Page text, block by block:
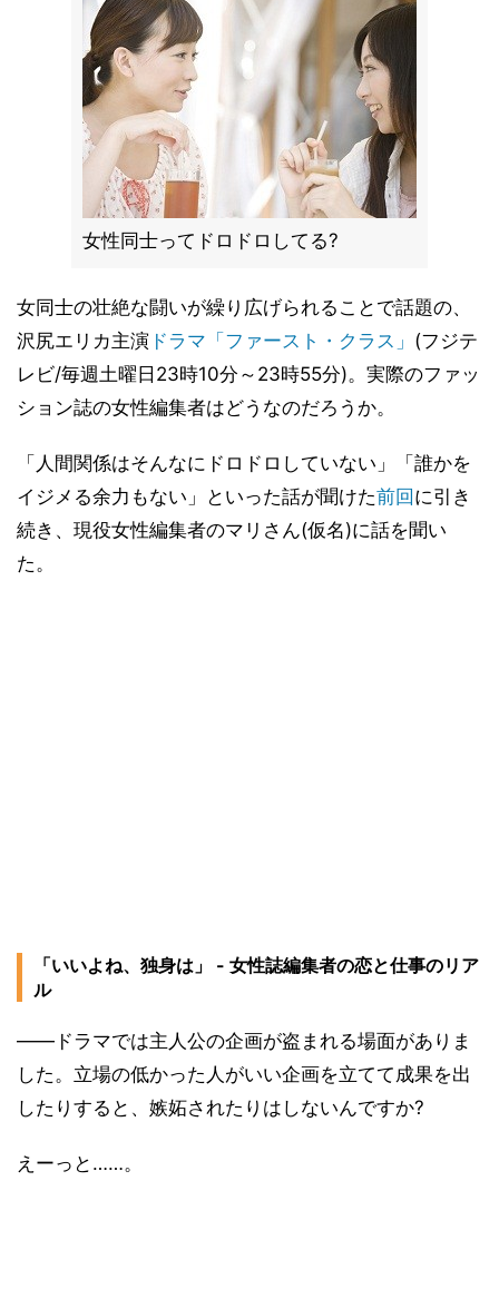
女性同士ってドロドロしてる?
女同士の壮絶な闘いが繰り広げられることで話題の、
沢尻エリカ主演 ドラマ 「ファースト・クラス」 (フジテ
レビ/毎週土曜日23時10分～23時55分)。実際のファッ
ション誌の女性編集者はどうなのだろうか。
「人間関係はそんなにドロドロしていない」「誰かを
イジメる余力もない」といった話が聞けた前回 に引き
続き、現役女性編集者のマリさん(仮名)に話を聞い
た。
「いいよね、独身は」 - 女性誌編集者の恋と仕事のリア
ル
――ドラマでは主人公の企画が盗まれる場面がありま
した。立場の低かった人がいい企画を立てて成果を出
したりすると、嫉妬されたりはしないんですか?
えーっと……。